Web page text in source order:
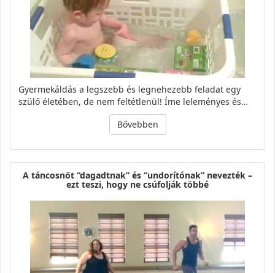
Gyermekáldás a legszebb és legnehezebb feladat egy
szülő életében, de nem feltétlenül! Íme leleményes és…
Bővebben
A táncosnőt “dagadtnak” és “undorítónak” nevezték –
ezt teszi, hogy ne csúfolják többé